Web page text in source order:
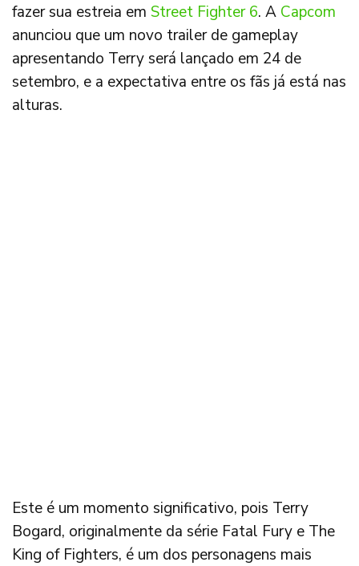
fazer sua estreia em Street Fighter 6. A Capcom
anunciou que um novo trailer de gameplay
apresentando Terry será lançado em 24 de
setembro, e a expectativa entre os fãs já está nas
alturas.
Este é um momento significativo, pois Terry
Bogard, originalmente da série Fatal Fury e The
King of Fighters, é um dos personagens mais